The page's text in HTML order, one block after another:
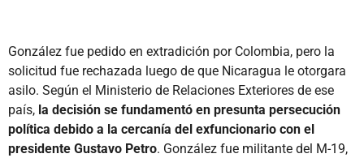
González fue pedido en extradición por Colombia, pero la
solicitud fue rechazada luego de que Nicaragua le otorgara
asilo. Según el Ministerio de Relaciones Exteriores de ese
país, la decisión se fundamentó en presunta persecución
política debido a la cercanía del exfuncionario con el
presidente Gustavo Petro. González fue militante del M-19,